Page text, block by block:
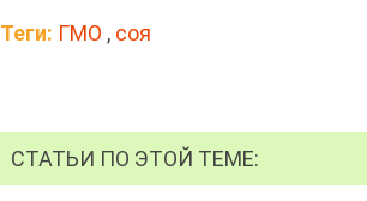
Теги: ГМО , соя
СТАТЬИ ПО ЭТОЙ ТЕМЕ: